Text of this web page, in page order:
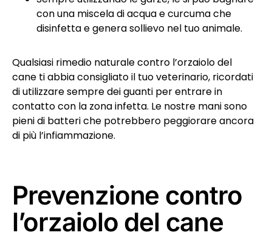
con una miscela di acqua e curcuma che
disinfetta e genera sollievo nel tuo animale.
Qualsiasi rimedio naturale contro l’orzaiolo del
cane ti abbia consigliato il tuo veterinario, ricordati
di utilizzare sempre dei guanti per entrare in
contatto con la zona infetta. Le nostre mani sono
pieni di batteri che potrebbero peggiorare ancora
di più l’infiammazione.
Prevenzione contro
l’orzaiolo del cane